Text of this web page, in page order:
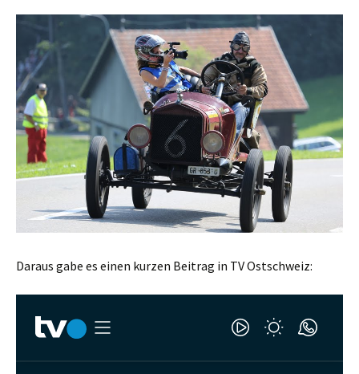
Daraus gabe es einen kurzen Beitrag in TV Ostschweiz: